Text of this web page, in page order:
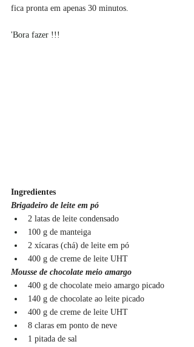
fica pronta em apenas 30 minutos.
'Bora fazer !!!
Ingredientes
Brigadeiro de leite em pó
2 latas de leite condensado
100 g de manteiga
2 xícaras (chá) de leite em pó
400 g de creme de leite UHT
Mousse de chocolate meio amargo
400 g de chocolate meio amargo picado
140 g de chocolate ao leite picado
400 g de creme de leite UHT
8 claras em ponto de neve
1 pitada de sal